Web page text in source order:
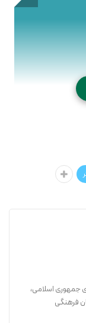
جمهوری اسلامی،
فرهنگی